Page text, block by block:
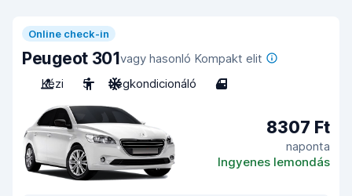
Online check-in
Peugeot 301vagy hasonló Kompakt elit
Kézi
5 Légkondicionáló 4
8307 Ft
naponta
Ingyenes lemondás